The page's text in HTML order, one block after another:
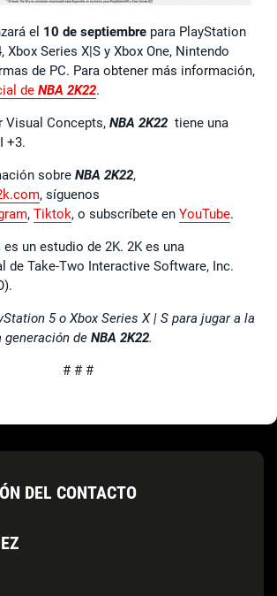
el 10 de septiembre para PlayStation
Xbox Series X|S y Xbox One, Nintendo
de PC. Para obtener más información,
de NBA 2K22.
Visual Concepts, NBA 2K22 tiene una
+3.
sobre NBA 2K22,
, síguenos
, Tiktok, o subscríbete en YouTube.
un estudio de 2K. 2K es una
de Take-Two Interactive Software, Inc.
5 o Xbox Series X | S para jugar a la
generación de NBA 2K22.
# # #
DEL CONTACTO